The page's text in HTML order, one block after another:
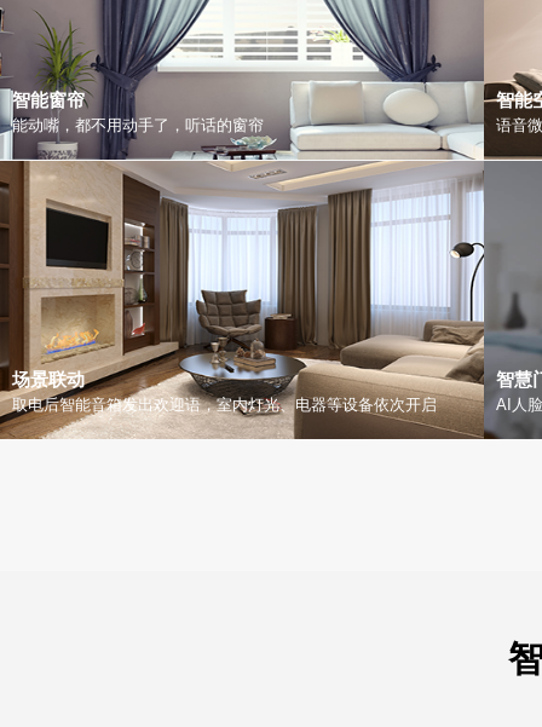
智能窗帘
能动嘴，都不用动手了，听话的窗帘
智能
语音
场景联动
取电后智能音箱发出欢迎语，室内灯光、电器等设备依次开启
智慧
AI人